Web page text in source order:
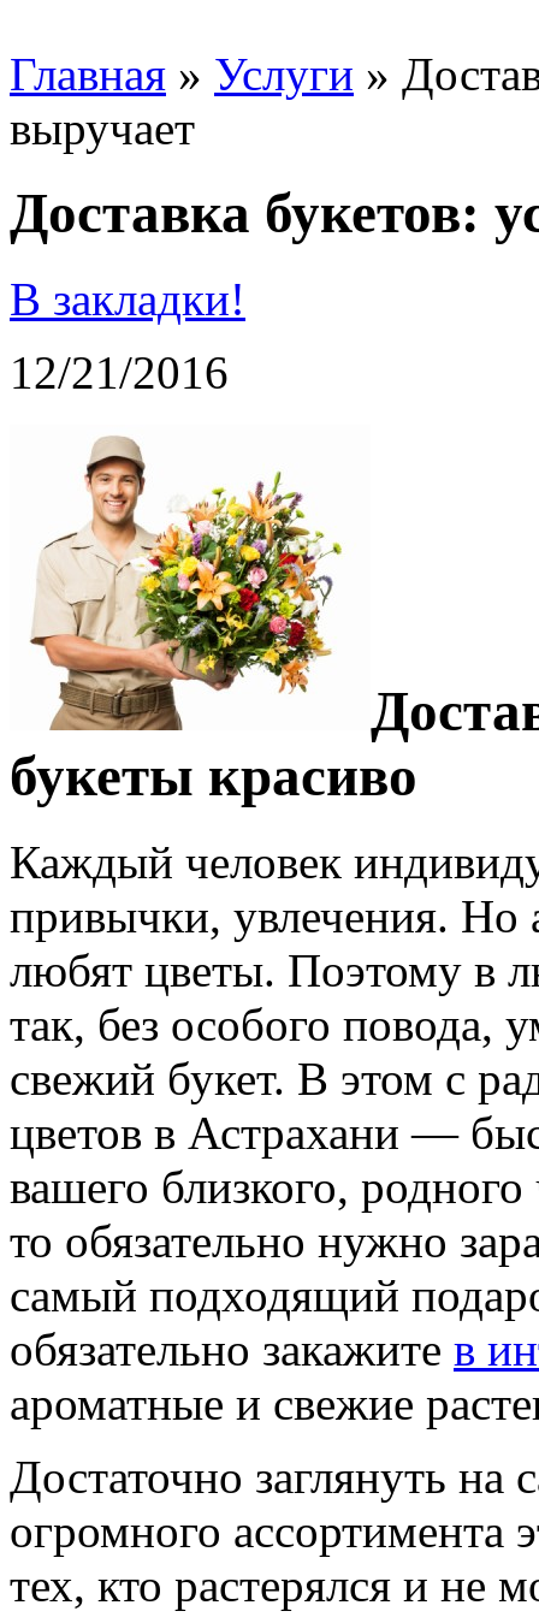
Главная » Услуги »
выручает
Доставка букетов:
В закладки!
12/21/2016
букеты красиво
Каждый человек
привычки, увлечения. Но
любят цветы. Поэтому в
так, без особого повода,
свежий букет. В этом с
цветов в Астрахани —
вашего близкого,
то обязательно нужно
самый подходящий
обязательно закажите в
ароматные и свежие
Достаточно заглянуть на
огромного ассортимента
тех, кто растерялся и не